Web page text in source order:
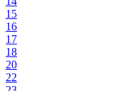
15
16
17
18
20
22